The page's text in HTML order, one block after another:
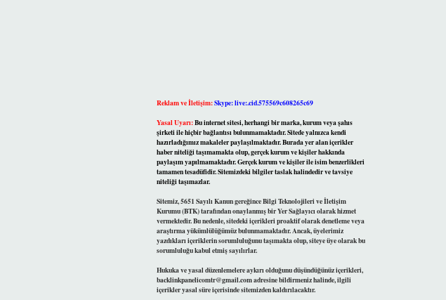
Reklam ve İletişim:Skype: live:.cid.575569c608265c69
Yasal Uyarı:Bu internet sitesi, herhangi bir marka, kurum veya şahıs
şirketi ile hiçbir bağlantısı bulunmamaktadır. Sitede yalnızca kendi
hazırladığımız makaleler paylaşılmaktadır. Burada yer alan içerikler
haber niteliği taşımamakta olup, gerçek kurum ve kişiler hakkında
paylaşım yapılmamaktadır. Gerçek kurum ve kişiler ile isim benzerlikleri
tamamen tesadüfidir. Sitemizdeki bilgiler taslak halindedir ve tavsiye
niteliği taşımazlar.
Sitemiz, 5651 Sayılı Kanun gereğince Bilgi Teknolojileri ve İletişim
Kurumu (BTK) tarafından onaylanmış bir Yer Sağlayıcı olarak hizmet
vermektedir. Bu nedenle, sitedeki içerikleri proaktif olarak denetleme veya
araştırma yükümlülüğümüz bulunmamaktadır. Ancak, üyelerimiz
yazdıkları içeriklerin sorumluluğunu taşımakta olup, siteye üye olarak bu
sorumluluğu kabul etmiş sayılırlar.
Hukuka ve yasal düzenlemelere aykırı olduğunu düşündüğünüz içerikleri,
backlinkpanelicomtr@gmail.comadresine bildirmeniz halinde, ilgili
içerikler yasal süre içerisinde sitemizden kaldırılacaktır.